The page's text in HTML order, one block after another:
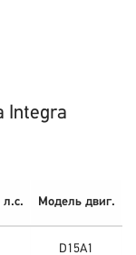
Integra
Модель двиг.
D15A1